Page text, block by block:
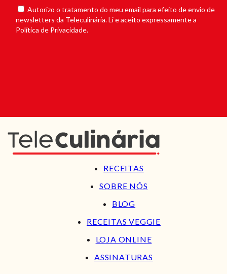
Autorizo o tratamento do meu email para efeito de envio de
newsletters da Teleculinária. Li e aceito expressamente a
Política de Privacidade.
RECEITAS
SOBRE NÓS
BLOG
RECEITAS VEGGIE
LOJA ONLINE
ASSINATURAS